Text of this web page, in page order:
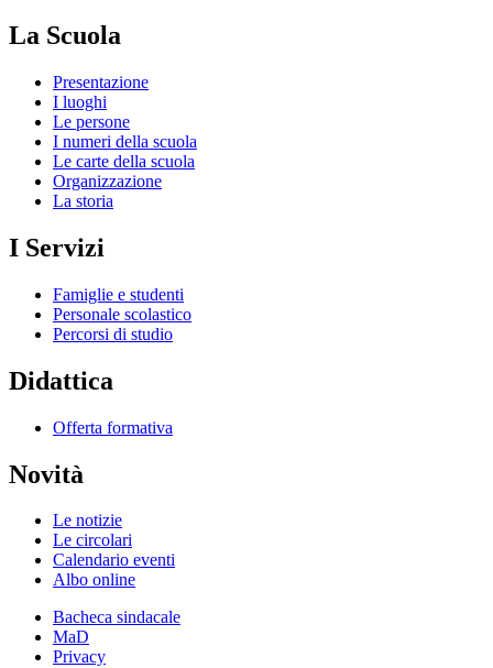
La Scuola
Presentazione
I luoghi
Le persone
I numeri della scuola
Le carte della scuola
Organizzazione
La storia
I Servizi
Famiglie e studenti
Personale scolastico
Percorsi di studio
Didattica
Offerta formativa
Novità
Le notizie
Le circolari
Calendario eventi
Albo online
Bacheca sindacale
MaD
Privacy